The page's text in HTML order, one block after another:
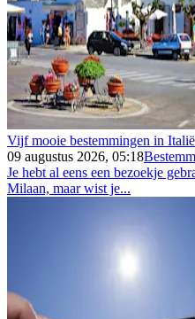
Vijf mooie bestemmingen in
09 augustus 2026, 05:18
Je hebt al eens een bezoekje
Milaan, maar wist je...